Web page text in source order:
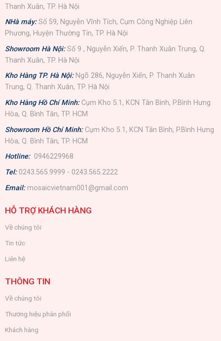
Thanh Xuân, TP. Hà Nội
NHà máy: Số 59, Nguyễn Vĩnh Tích, Cụm Công Nghiệp Liên
Phương, Huyện Thường Tín, TP. Hà Nội
Showroom Hà Nội: Số 9 , Nguyễn Xiển, P. Thanh Xuân Trung, Q.
Thanh Xuân, TP. Hà Nội
Kho Hàng TP. Hà Nội: Ngõ 286, Nguyễn Xiển, P. Thanh Xuân
Trung, Q. Thanh Xuân, TP. Hà Nội
Kho Hàng Hồ Chí Minh: Cụm Kho 5.1, KCN Tân Bình, P.Bình Hưng
Hòa, Q. Bình Tân, TP. HCM
Showroom Hồ Chí Minh: Cụm Kho 5.1, KCN Tân Bình, P.Bình Hưng
Hòa, Q. Bình Tân, TP. HCM
Hotline: 0946229968
Tel: 0243.565.9999 - 0243.565.2222
Email: mosaicvietnam001@gmail.com
HỖ TRỢ KHÁCH HÀNG
Về chúng tôi
Tin tức
Liên hệ
THÔNG TIN
Về chúng tôi
Thương hiệu phân phối
Khách hàng